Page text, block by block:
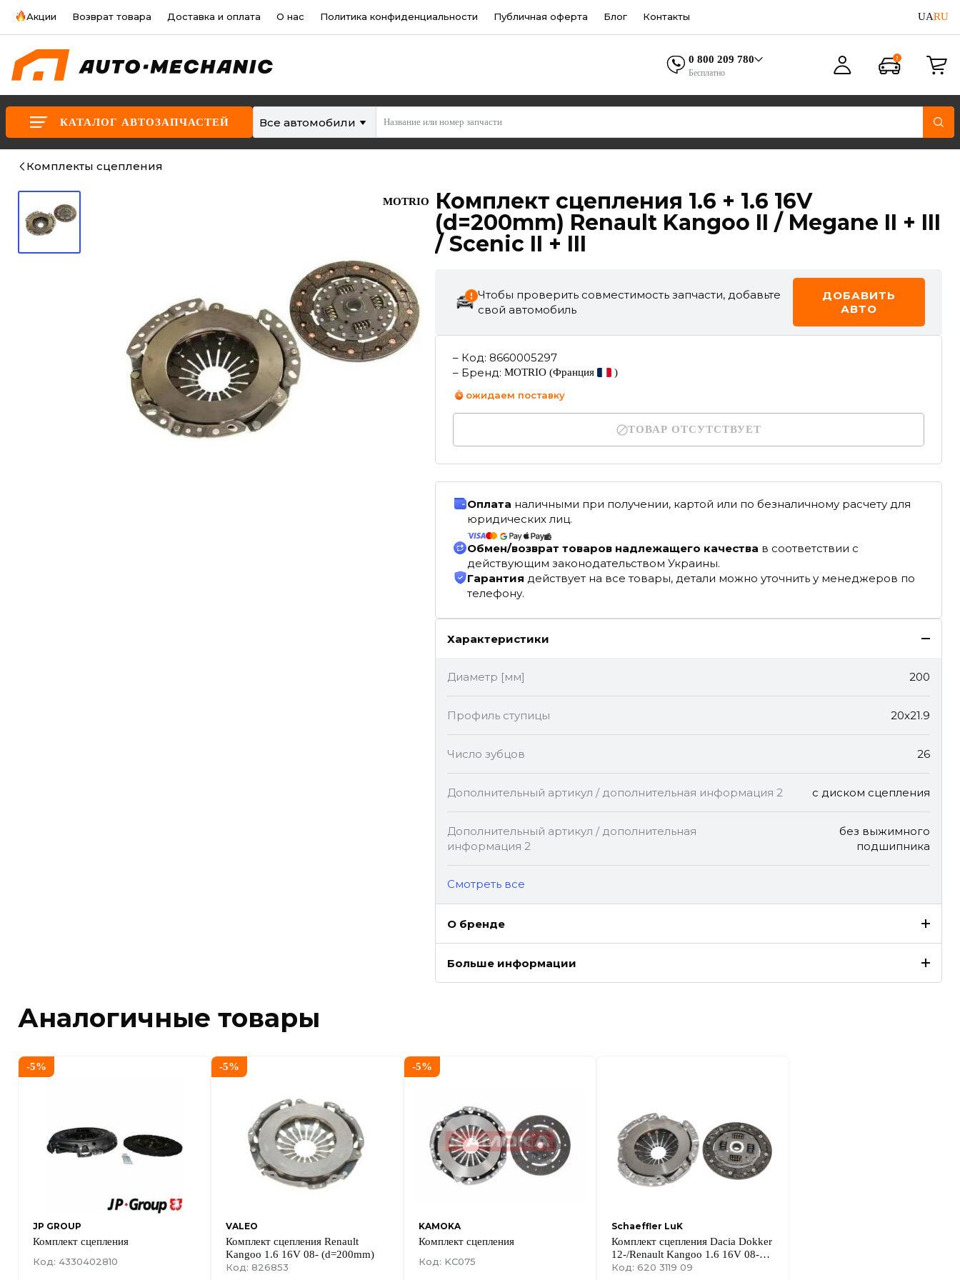
Акции Возврат товара Доставка и оплата О нас Политика конфиденциальности Публичная оферта Блог Контакты UARU
0 800 209 780
Бесплатно
КАТАЛОГ АВТОЗАПЧАСТЕЙ Все автомобили
Комплекты сцепления
MOTRIO
Комплект сцепления 1.6 + 1.6 16V
(d=200mm) Renault Kangoo II / Megane II + III
/ Scenic II + III
Чтобы проверить совместимость запчасти, добавьте
свой автомобиль
ДОБАВИТЬ
АВТО
– Код: 8660005297
– Бренд: MOTRIO (Франция
)
ожидаем поставку
ТОВАР ОТСУТСТВУЕТ
Оплата наличными при получении, картой или по безналичному расчету для
юридических лиц.
Обмен/возврат товаров надлежащего качества в соответствии с
действующим законодательством Украины.
Гарантия действует на все товары, детали можно уточнить у менеджеров по
телефону.
Характеристики
Диаметр [мм] 200
Профиль ступицы 20x21.9
Число зубцов 26
Дополнительный артикул / дополнительная информация 2 с диском сцепления
Дополнительный артикул / дополнительная
информация 2
без выжимного
подшипника
Cмотреть все
О бренде
Больше информации
Аналогичные товары
-5%
JP GROUP
Комплект сцепления
Код: 4330402810
-5%
VALEO
Комплект сцепления Renault
Kangoo 1.6 16V 08- (d=200mm)
Код: 826853
-5%
KAMOKA
Комплект сцепления
Код: KC075
Schaeffler LuK
Комплект сцепления Dacia Dokker
12-/Renault Kangoo 1.6 16V 08-
(d=200mm) 26z
Код: 620 3119 09